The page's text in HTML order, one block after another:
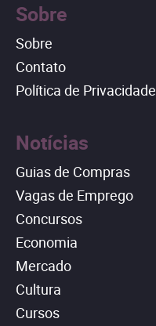
Sobre
Sobre
Contato
Política de Privacidade
Notícias
Guias de Compras
Vagas de Emprego
Concursos
Economia
Mercado
Cultura
Cursos